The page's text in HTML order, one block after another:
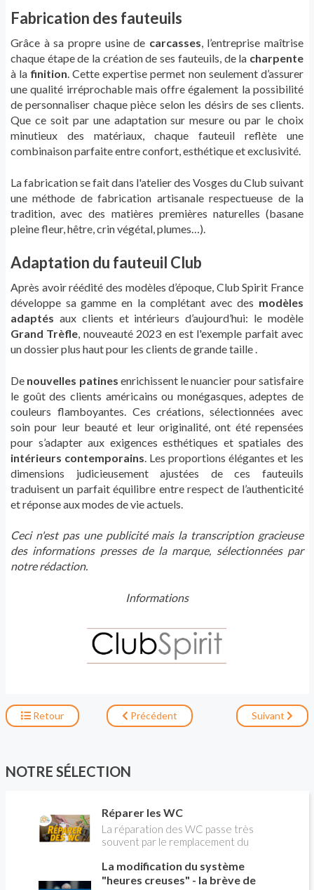
Fabrication des fauteuils
Grâce à sa propre usine de carcasses, l’entreprise maîtrise
chaque étape de la création de ses fauteuils, de la charpente
à lafinition. Cette expertise permet non seulement d’assurer
une qualité irréprochable mais offre également la possibilité
de personnaliser chaque pièce selon les désirs de ses clients.
Que ce soit par une adaptation sur mesure ou par le choix
minutieux des matériaux, chaque fauteuil reflète une
combinaison parfaite entre confort, esthétique et exclusivité.
La fabrication se fait dans l'atelier des Vosges du Club suivant
une méthode de fabrication artisanale respectueuse de la
tradition, avec des matières premières naturelles (basane
pleine fleur, hêtre, crin végétal, plumes…).
Adaptation du fauteuil Club
Après avoir réédité des modèles d’époque, Club Spirit France
développe sa gamme en la complétant avec des modèles
adaptés aux clients et intérieurs d’aujourd’hui: le modèle
Grand Trèfle, nouveauté 2023 en est l'exemple parfait avec
un dossier plus haut pour les clients de grande taille .
De nouvelles patines enrichissent le nuancier pour satisfaire
le goût des clients américains ou monégasques, adeptes de
couleurs flamboyantes. Ces créations, sélectionnées avec
soin pour leur beauté et leur originalité, ont été repensées
pour s’adapter aux exigences esthétiques et spatiales des
intérieurs contemporains. Les proportions élégantes et les
dimensions judicieusement ajustées de ces fauteuils
traduisent un parfait équilibre entre respect de l’authenticité
et réponse aux modes de vie actuels.
Ceci n'est pas une publicité mais la transcription gracieuse
des informations presses de la marque, sélectionnées par
notre rédaction.
Informations
Retour Précédent Suivant
NOTRE SÉLECTION
Réparer les WC
La réparation des WC passe très
souvent par le remplacement du
expliquer
La modification du système
"heures creuses" - la brève de